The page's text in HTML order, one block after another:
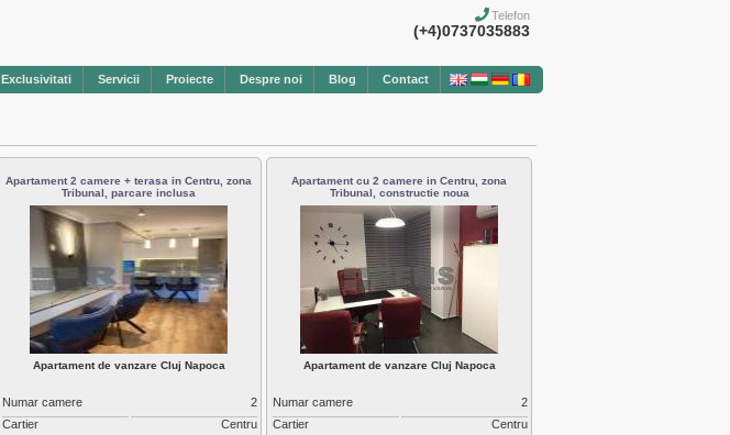
Telefon
(+4)0737035883
Exclusivitati Servicii Proiecte Despre noi Blog Contact
Apartament 2 camere + terasa in Centru, zona
Tribunal, parcare inclusa
Apartament de vanzare Cluj Napoca
Numar camere
2
Cartier
Centru
Apartament cu 2 camere in Centru, zona
Tribunal, constructie noua
Apartament de vanzare Cluj Napoca
Numar camere
2
Cartier
Centru